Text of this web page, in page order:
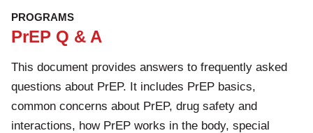
PROGRAMS
PrEP Q & A
This document provides answers to frequently asked
questions about PrEP. It includes PrEP basics,
common concerns about PrEP, drug safety and
interactions, how PrEP works in the body, special